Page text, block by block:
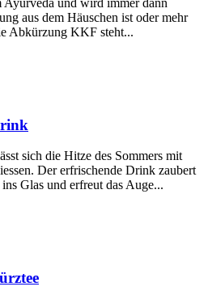
und wird immer dann
aus dem Häuschen ist oder mehr
Abkürzung KKF steht...
sich die Hitze des Sommers mit
Der erfrischende Drink zaubert
Glas und erfreut das Auge...